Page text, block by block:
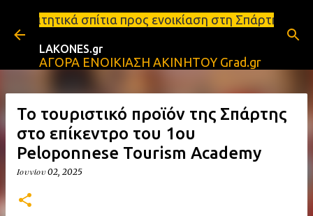
Μετάβαση στο κύριο περιεχόμενο
προς ενοικίαση στη Σπάρτη Ενοικιάσεις
LAKONES.gr
ΑΓΟΡΑ ΕΝΟΙΚΙΑΣΗ ΑΚΙΝΗΤΟΥ Grad.gr
Το τουριστικό προϊόν της Σπάρτης
στο επίκεντρο του 1ου
Peloponnese Tourism Academy
Ιουνίου 02, 2025